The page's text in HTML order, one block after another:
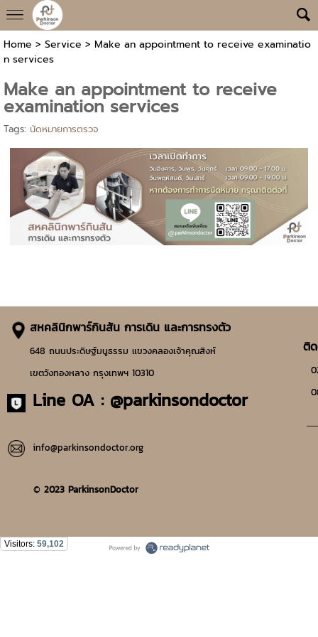
Home > Service > Make an appointment to receive examinatio
n services
Make an appointment to receive
examination services
Tags: นัดหมายการตรวจ
สหคลินิกพาร์กินสัน การเดิน และการทรงตัว
648 ถนนประดิษฐ์มนูธรรม แขวงคลองเจ้าคุณสิงห์
เขตวังทองหลาง กรุงเทพฯ 10310
Line OA : @parkinsondoctor
info@parkinsondoctor.org
© 2023 ParkinsonDoctor
ติ
Visitors: 59,102